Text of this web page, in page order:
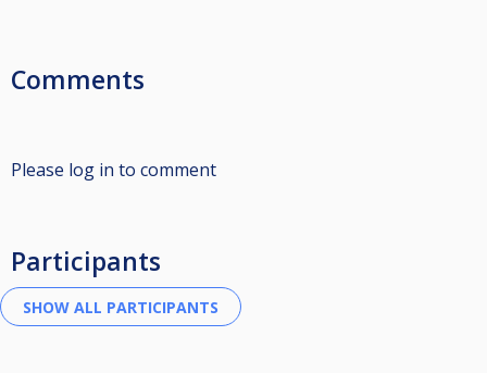
Comments
Please log in to comment
Participants